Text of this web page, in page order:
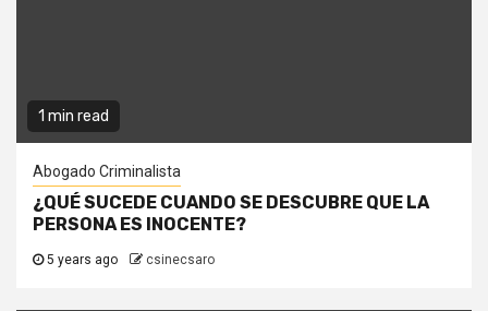
1 min read
Abogado Criminalista
¿QUÉ SUCEDE CUANDO SE DESCUBRE QUE LA
PERSONA ES INOCENTE?
5 years ago csinecsaro